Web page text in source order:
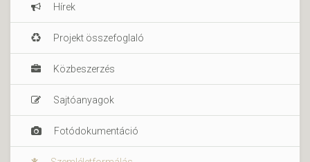
Hírek
Projekt összefoglaló
Közbeszerzés
Sajtóanyagok
Fotódokumentáció